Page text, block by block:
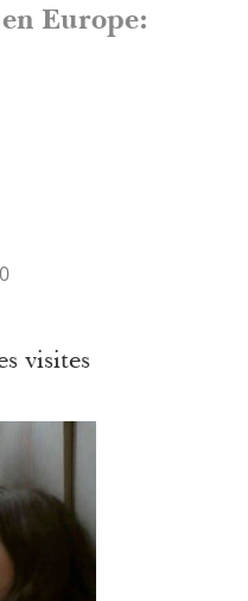
Europe:
visites